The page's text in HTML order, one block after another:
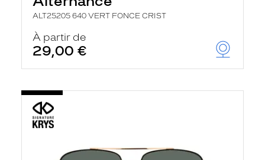
ALT25205 640 VERT FONCE CRIST
À partir de
29,00 €